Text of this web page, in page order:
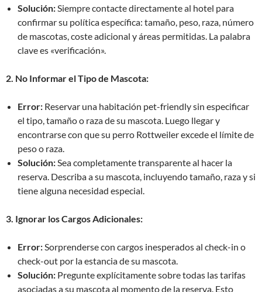
Solución:Siempre contacte directamente al hotel para
confirmar su política específica: tamaño, peso, raza, número
de mascotas, coste adicional y áreas permitidas. La palabra
clave es «verificación».
2. No Informar el Tipo de Mascota:
Error: Reservar una habitación pet-friendly sin especificar
el tipo, tamaño o raza de su mascota. Luego llegar y
encontrarse con que su perro Rottweiler excede el límite de
peso o raza.
Solución:Sea completamente transparente al hacer la
reserva. Describa a su mascota, incluyendo tamaño, raza y si
tiene alguna necesidad especial.
3. Ignorar los Cargos Adicionales:
Error:Sorprenderse con cargos inesperados al check-in o
check-out por la estancia de su mascota.
Solución: Pregunte explícitamente sobre todas las tarifas
asociadas a su mascota al momento de la reserva. Esto